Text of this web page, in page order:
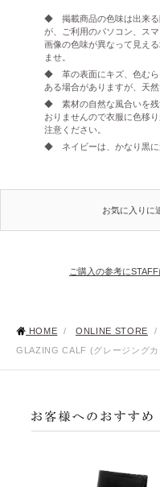
◆ 掲載商品の色味は出来る
が、ご利用のパソコン、ス
画像の色味が異なって見え
ませ。
◆ 革の表面にキズ、色むら
ある場合がありますが、天
◆ 素材の自然な風合いを残
おりませんので衣服に色移
注意ください。
◆ ネイビーは、かなり黒に
お気に入りに
ご購入の参考に
HOME / ONLINE STORE /
GLAZING CALF (グレージング